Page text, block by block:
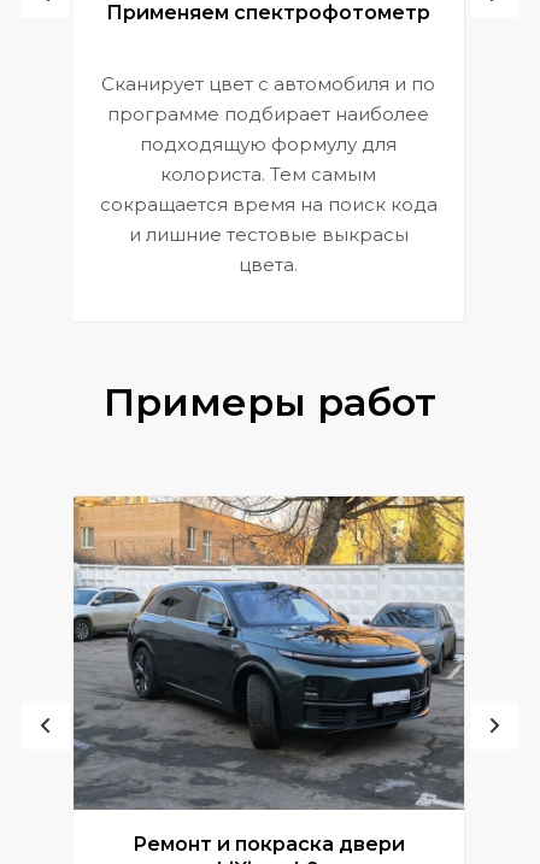
Применяем спектрофотометр
Сканирует цвет с автомобиля и по
программе подбирает наиболее
подходящую формулу для
колориста. Тем самым
сокращается время на поиск кода
и лишние тестовые выкрасы
цвета.
Примеры работ
Ремонт и покраска двери